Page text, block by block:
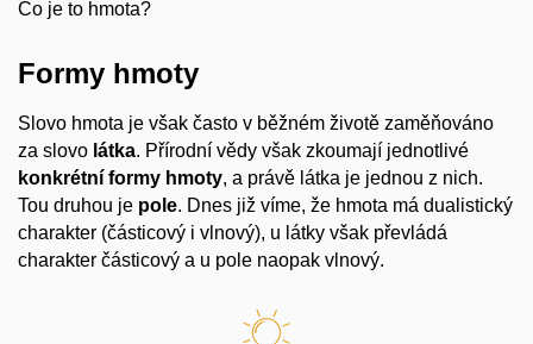
Co je to hmota?
Formy hmoty
Slovo hmota je však často v běžném životě zaměňováno
za slovo látka. Přírodní vědy však zkoumají jednotlivé
konkrétní formy hmoty, a právě látka je jednou z nich.
Tou druhou je pole. Dnes již víme, že hmota má dualistický
charakter (částicový i vlnový), u látky však převládá
charakter částicový a u pole naopak vlnový.